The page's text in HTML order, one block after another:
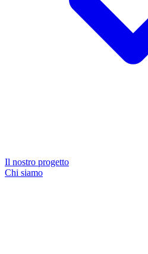
Il nostro progetto
Chi siamo